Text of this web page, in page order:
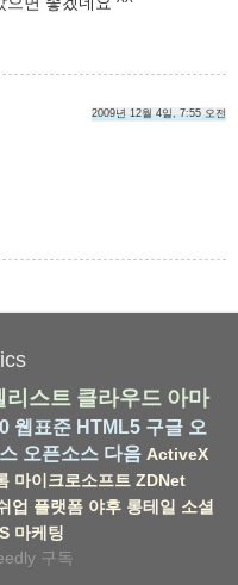
2009년 12월 4일, 7:55 오전
리스트 클라우드 아마
웹표준 HTML5 구글 오
오픈소스 다음 ActiveX
마이크로소프트 ZDNet
업 플랫폼 야후 롱테일 소셜
마케팅
구독